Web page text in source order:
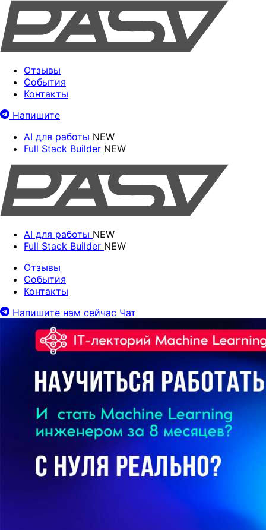
Отзывы
События
Контакты
Напишите
AI для работы NEW
Full Stack Builder NEW
AI для работы NEW
Full Stack Builder NEW
Отзывы
События
Контакты
Напишите нам сейчас Чат